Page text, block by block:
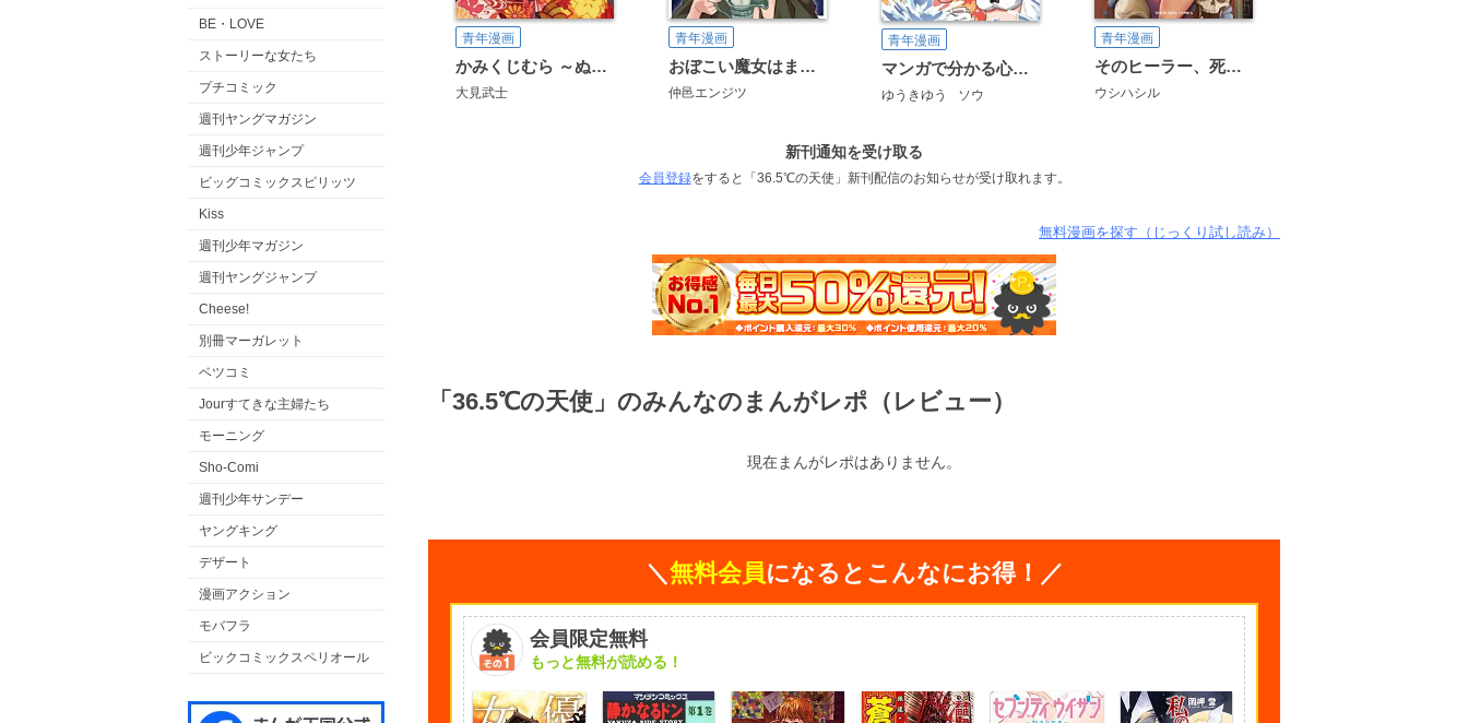
BE・LOVE
ストーリーな女たち
プチコミック
週刊ヤングマガジン
週刊少年ジャンプ
ビッグコミックスピリッツ
Kiss
週刊少年マガジン
週刊ヤングジャンプ
Cheese!
別冊マーガレット
ベツコミ
Jourすてきな主婦たち
モーニング
Sho-Comi
週刊少年サンデー
ヤングキング
デザート
漫画アクション
モバフラ
ビックコミックスペリオール
青年漫画
かみくじむら ～ぬめりロワイヤル～
大見武士
青年漫画
おぼこい魔女はまじわりたい！
仲邑エンジツ
青年漫画
マンガで分かる心療内科 アンガー・マネジメント編
ゆうきゆう ソウ
青年漫画
そのヒーラー、死神につき
ウシハシル
新刊通知を受け取る
会員登録をすると「36.5℃の天使」新刊配信のお知らせが受け取れます。
無料漫画を探す（じっくり試し読み）
「36.5℃の天使」のみんなのまんがレポ（レビュー）
現在まんがレポはありません。
＼ 無料会員になるとこんなにお得！／
会員限定無料
もっと無料が読める！